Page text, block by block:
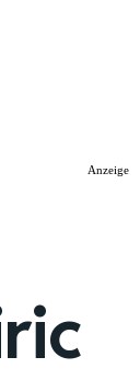
Anzeige